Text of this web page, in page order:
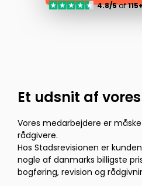
4.8/5af
Et udsnit af
Vores medarbejdere er
rådgivere.
Hos Stadsrevisionen er
nogle af danmarks billigste
bogføring, revision og